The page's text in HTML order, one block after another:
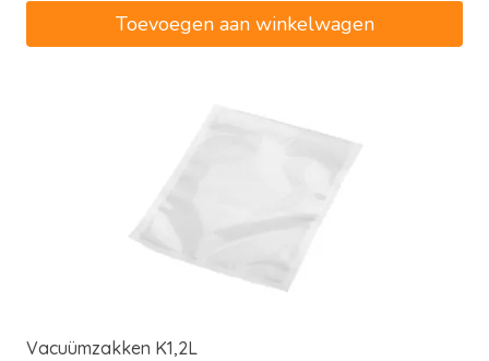
Toevoegen aan winkelwagen
Vacuümzakken K1,2L